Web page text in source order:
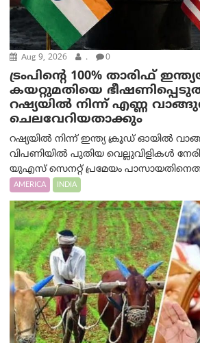
Aug 9, 2026 . 0
ട്രം‌പിന്റെ 100% താരിഫ്
കയറ്റുമതിയെ
റഷ്യയിൽ നിന്ന് എണ്ണ
ചെലവേറിയതാക്കും
റഷ്യയിൽ നിന്ന് ഇന്ത്യ ക്രൂഡ് ഓയിൽ
വിപണിയിൽ പുതിയ വെല്ലുവിളികൾ
യുഎസ് സെനറ്റ് പ്രമേയം
AMERICA INDIA